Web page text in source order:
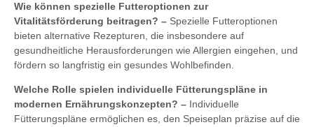
Wie können spezielle Futteroptionen zur
Vitalitätsförderung beitragen? – Spezielle Futteroptionen
bieten alternative Rezepturen, die insbesondere auf
gesundheitliche Herausforderungen wie Allergien eingehen, und
fördern so langfristig ein gesundes Wohlbefinden.
Welche Rolle spielen individuelle Fütterungspläne in
modernen Ernährungskonzepten? – Individuelle
Fütterungspläne ermöglichen es, den Speiseplan präzise auf die